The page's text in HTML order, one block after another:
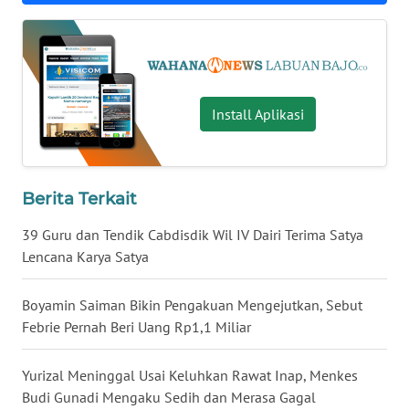
Install Aplikasi
Berita Terkait
39 Guru dan Tendik Cabdisdik Wil IV Dairi Terima Satya
Lencana Karya Satya
Boyamin Saiman Bikin Pengakuan Mengejutkan, Sebut
Febrie Pernah Beri Uang Rp1,1 Miliar
Yurizal Meninggal Usai Keluhkan Rawat Inap, Menkes
Budi Gunadi Mengaku Sedih dan Merasa Gagal
WN
JATENG
WN
NUSANTARA
JOGJA
WN
BALI
WN
KALBAR